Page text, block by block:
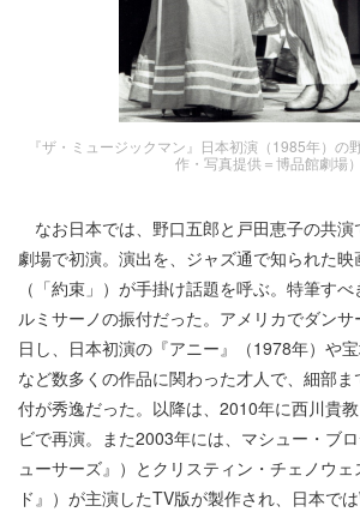
『ザ・ミュージックマン』日本初演（1985年）の
作・写真提供＝博品館劇場）
なお日本では、野口五郎と戸田恵子の共
劇場で初演。演出を、ジャズ通で知られた
（「約束」）が手掛け話題を呼ぶ。特筆す
ルミサーノの振付だった。アメリカでダン
日し、日本初演の『アニー』（1978年）や
など数多くの作品に関わった才人で、細部
付が秀逸だった。以降は、2010年に西川貴
ビで再演。また2003年には、マシュー・ブ
ューサーズ』）とクリスティン・チェノウェ
ド』）が主演したTV版が製作され、日本で